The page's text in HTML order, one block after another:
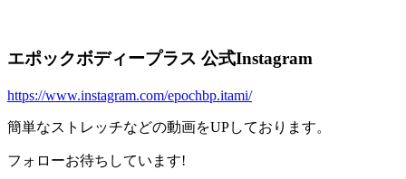
エポックボディープラス 公式Instagram
https://www.instagram.com/epochbp.itami/
簡単なストレッチなどの動画をUPしております。
フォローお待ちしています!